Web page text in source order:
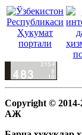
Copyright ©
АЖ